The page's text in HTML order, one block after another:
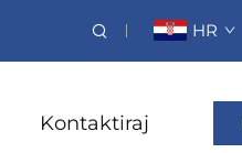
HR
Kontaktiraj